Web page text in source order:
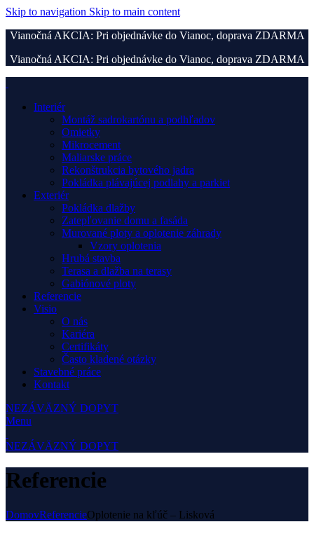
Skip to navigation Skip to main content
Vianočná AKCIA: Pri objednávke do Vianoc, doprava ZDARMA
Vianočná AKCIA: Pri objednávke do Vianoc, doprava ZDARMA
Interiér
Montáž sadrokartónu a podhľadov
Omietky
Mikrocement
Maliarske práce
Rekonštrukcia bytového jadra
Pokládka plávajúcej podlahy a parkiet
Exteriér
Pokládka dlažby
Zatepľovanie domu a fasáda
Murované ploty a oplotenie záhrady
Vzory oplotenia
Hrubá stavba
Terasa a dlažba na terasy
Gabiónové ploty
Referencie
Visio
O nás
Kariéra
Certifikáty
Často kladené otázky
Stavebné práce
Kontakt
NEZÁVÄZNÝ DOPYT
Menu
NEZÁVÄZNÝ DOPYT
Referencie
DomovReferencieOplotenie na kľúč – Lisková